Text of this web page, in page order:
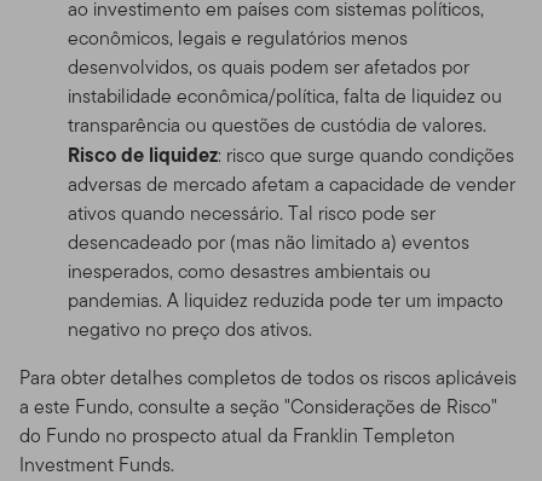
ao investimento em países com sistemas políticos,
econômicos, legais e regulatórios menos
desenvolvidos, os quais podem ser afetados por
instabilidade econômica/política, falta de liquidez ou
transparência ou questões de custódia de valores.
Risco de liquidez: risco que surge quando condições
adversas de mercado afetam a capacidade de vender
ativos quando necessário. Tal risco pode ser
desencadeado por (mas não limitado a) eventos
inesperados, como desastres ambientais ou
pandemias. A liquidez reduzida pode ter um impacto
negativo no preço dos ativos.
Para obter detalhes completos de todos os riscos aplicáveis
a este Fundo, consulte a seção "Considerações de Risco"
do Fundo no prospecto atual da Franklin Templeton
Investment Funds.